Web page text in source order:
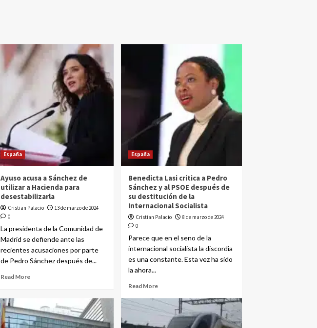
España
Ayuso acusa a Sánchez de
utilizar a Hacienda para
desestabilizarla
Cristian Palacio
13 de marzo de 2024
0
La presidenta de la Comunidad de
Madrid se defiende ante las
recientes acusaciones por parte
de Pedro Sánchez después de...
Read More
España
Benedicta Lasi critica a Pedro
Sánchez y al PSOE después de
su destitución de la
Internacional Socialista
Cristian Palacio
8 de marzo de 2024
0
Parece que en el seno de la
internacional socialista la discordia
es una constante. Esta vez ha sido
la ahora...
Read More